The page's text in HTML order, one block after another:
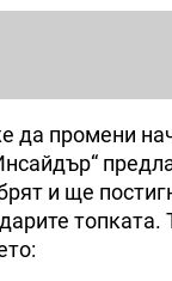
да промени
и ще